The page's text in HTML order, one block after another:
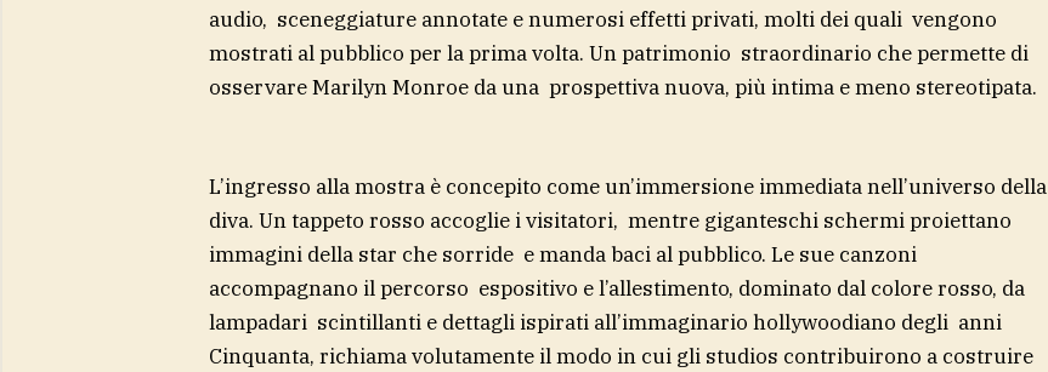
audio, sceneggiature annotate e numerosi effetti privati, molti dei quali vengono
mostrati al pubblico per la prima volta. Un patrimonio straordinario che permette di
osservare Marilyn Monroe da una prospettiva nuova, più intima e meno stereotipata.
L’ingresso alla mostra è concepito come un’immersione immediata nell’universo della
diva. Un tappeto rosso accoglie i visitatori, mentre giganteschi schermi proiettano
immagini della star che sorride e manda baci al pubblico. Le sue canzoni
accompagnano il percorso espositivo e l’allestimento, dominato dal colore rosso, da
lampadari scintillanti e dettagli ispirati all’immaginario hollywoodiano degli anni
Cinquanta, richiama volutamente il modo in cui gli studios contribuirono a costruire